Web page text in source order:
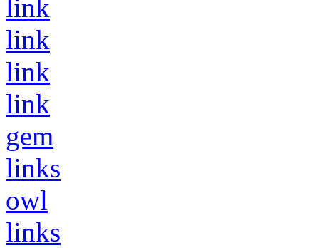
link
link
link
link
gem
links
owl
links